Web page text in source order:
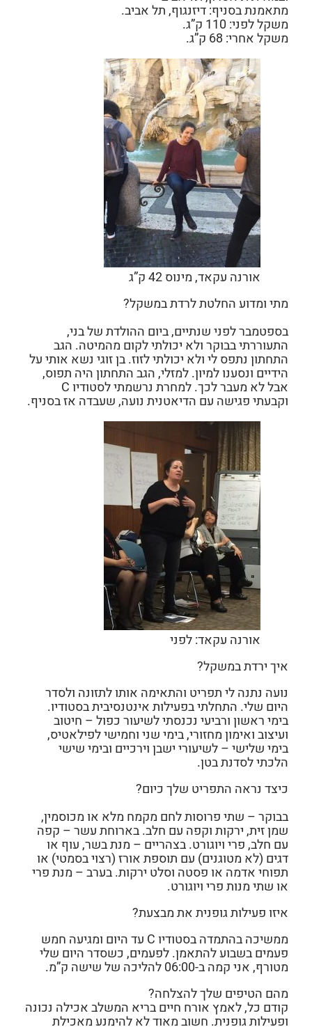
מתאמנת בסניף: דיזנגוף, תל אביב.
משקל לפני: 110 ק”ג.
משקל אחרי: 68 ק”ג.
אורנה עקאד, מינוס 42 ק”ג
מתי ומדוע החלטת לרדת במשקל?
בספטמבר לפני שנתיים, ביום ההולדת של בני,
התעוררתי בבוקר ולא יכולתי לקום מהמיטה. הגב
התחתון נתפס לי ולא יכולתי לזוז. בן זוגי נשא אותי על
הידיים ונסענו למיון. למזלי, הגב התחתון היה תפוס,
אבל לא מעבר לכך. למחרת נרשמתי לסטודיו C
וקבעתי פגישה עם הדיאטנית נועה, שעבדה אז בסניף.
אורנה עקאד: לפני
איך ירדת במשקל?
נועה נתנה לי תפריט והתאימה אותו לתזונה ולסדר
היום שלי. התחלתי בפעילות אינטנסיבית בסטודיו.
בימי ראשון ורביעי נכנסתי לשיעור כפול – חיטוב
ועיצוב ואימון מחזורי, בימי שני וחמישי לפילאטיס,
בימי שלישי – לשיעורי ישבן וירכיים ובימי שישי
הלכתי לסדנת בטן.
כיצד נראה התפריט שלך כיום?
בבוקר – שתי פרוסות לחם מקמח מלא או מכוסמין,
שמן זית, ירקות וקפה עם חלב. בארוחת עשר – קפה
עם חלב, פרי ויוגורט. בצהריים – מנת בשר, עוף או
דגים (לא מטוגנים) עם תוספת אורז (רצוי בסמטי) או
תפוחי אדמה או פסטה וסלט ירקות. בערב – מנת פרי
או שתי מנות פרי ויוגורט.
איזו פעילות גופנית את מבצעת?
ממשיכה בהתמדה בסטודיו C עד היום ומגיעה חמש
פעמים בשבוע להתאמן. לפעמים, כשסדר היום שלי
מטורף, אני קמה ב-06:00 להליכה של שישה ק”מ.
מהם הטיפים שלך להצלחה?
קודם כל, לאמץ אורח חיים בריא המשלב אכילה נכונה
ופעילות גופנית. חשוב מאוד לא להימנע מאכילת